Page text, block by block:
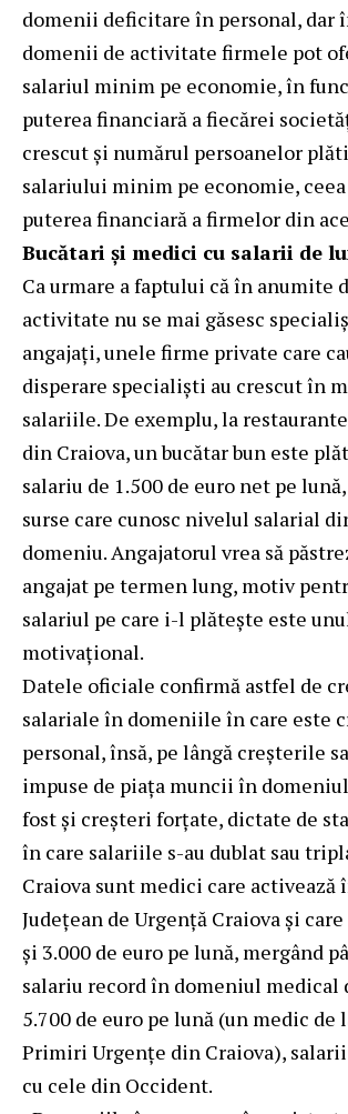
domenii deficitare în personal, dar
domenii de activitate firmele pot
salariul minim pe economie, în
puterea financiară a fiecărei
crescut și numărul persoanelor
salariului minim pe economie, ceea
puterea financiară a firmelor din
Bucătari și medici cu salarii de
Ca urmare a faptului că în anumite
activitate nu se mai găsesc
angajați, unele firme private care
disperare specialiști au crescut în
salariile. De exemplu, la
din Craiova, un bucătar bun este
salariu de 1.500 de euro net pe
surse care cunosc nivelul salarial
domeniu. Angajatorul vrea să
angajat pe termen lung, motiv
salariul pe care i-l plătește este
motivațional.
Datele oficiale confirmă astfel de
salariale în domeniile în care este
personal, însă, pe lângă creșterile
impuse de piața muncii în
fost și creșteri forțate, dictate de
în care salariile s-au dublat sau
Craiova sunt medici care activează
Județean de Urgență Craiova și
și 3.000 de euro pe lună, mergând
salariu record în domeniul medical
5.700 de euro pe lună (un medic de
Primiri Urgențe din Craiova),
cu cele din Occident.